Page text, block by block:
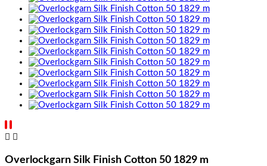
 
Overlockgarn Silk Finish Cotton 50 1829 m